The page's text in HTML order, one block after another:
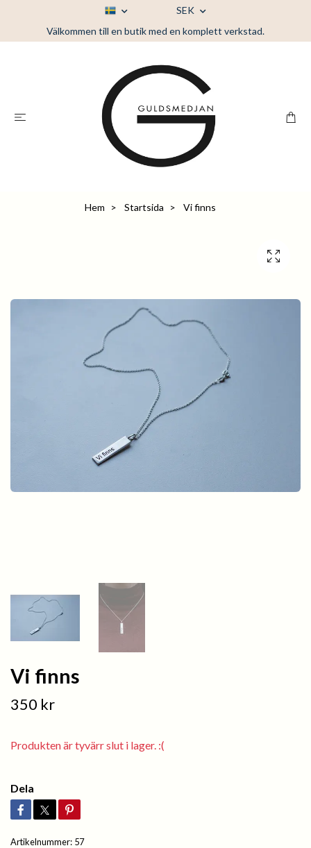
SEK
Välkommen till en butik med en komplett verkstad.
Hem Startsida Vi finns
Vi finns
350 kr
Produkten är tyvärr slut i lager. :(
Dela
Artikelnummer: 57